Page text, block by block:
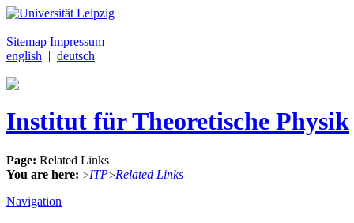
Sitemap Impressum
english | deutsch
Institut für Theoretische Physik
Page: Related Links
You are here: >ITP>Related Links
Navigation